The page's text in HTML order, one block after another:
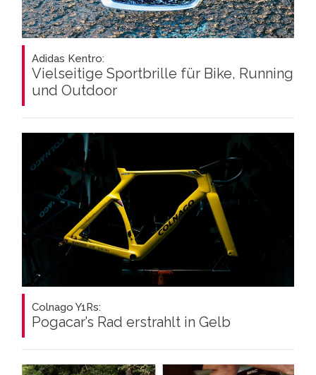
Adidas Kentro:
Vielseitige Sportbrille für Bike, Running
und Outdoor
Colnago Y1Rs:
Pogacar’s Rad erstrahlt in Gelb